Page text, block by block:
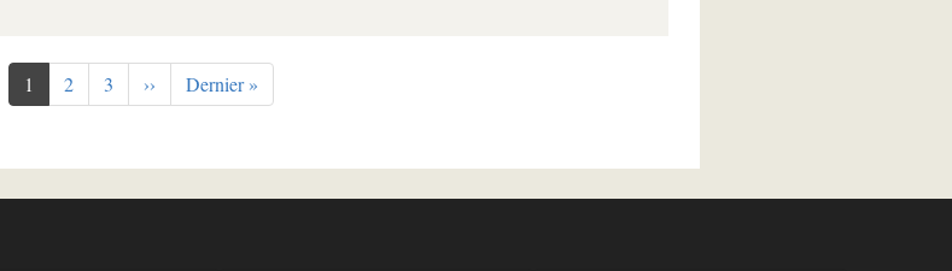
Page
courante
1 Page
2 Page
3
Page
suivante
››
Dernière
page
Dernier »